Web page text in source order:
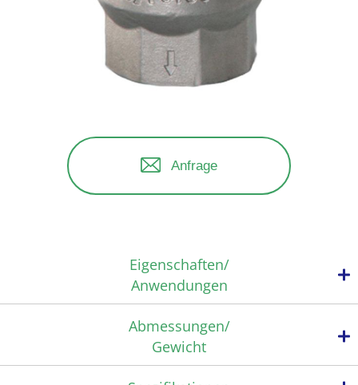
Anfrage
Eigenschaften/
Anwendungen
Abmessungen/
Gewicht